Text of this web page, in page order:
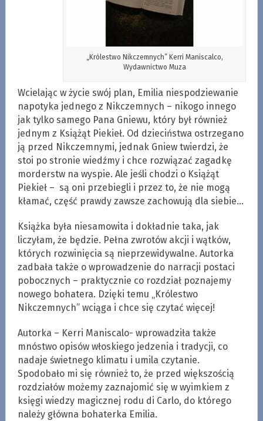
„Królestwo Nikczemnych” Kerri Maniscalco,
Wydawnictwo Muza
Wcielając w życie swój plan, Emilia niespodziewanie
napotyka jednego z Nikczemnych – nikogo innego
jak tylko samego Pana Gniewu, który był również
jednym z Książąt Piekieł. Od dzieciństwa ostrzegano
ją przed Nikczemnymi, jednak Gniew twierdzi, że
stoi po stronie wiedźmy i chce rozwiązać zagadkę
morderstw na wyspie. Ale jeśli chodzi o Książąt
Piekieł – są oni przebiegli i przez to, że nie mogą
kłamać, część prawdy zawsze zachowują dla siebie…
Książka była niesamowita i dokładnie taka, jak
liczyłam, że będzie. Pełna zwrotów akcji i wątków,
których rozwinięcia są nieprzewidywalne. Autorka
zadbała także o wprowadzenie do narracji postaci
pobocznych – praktycznie co rozdział poznajemy
nowego bohatera. Dzięki temu „Królestwo
Nikczemnych” wciąga i chce się czytać więcej!
Autorka – Kerri Maniscalo- wprowadziła także
mnóstwo opisów włoskiego jedzenia i tradycji, co
nadaje świetnego klimatu i umila czytanie.
Spodobało mi się również to, że przed większością
rozdziałów możemy zaznajomić się w wyimkiem z
księgi wiedzy magicznej rodu di Carlo, do którego
należy główna bohaterka Emilia.